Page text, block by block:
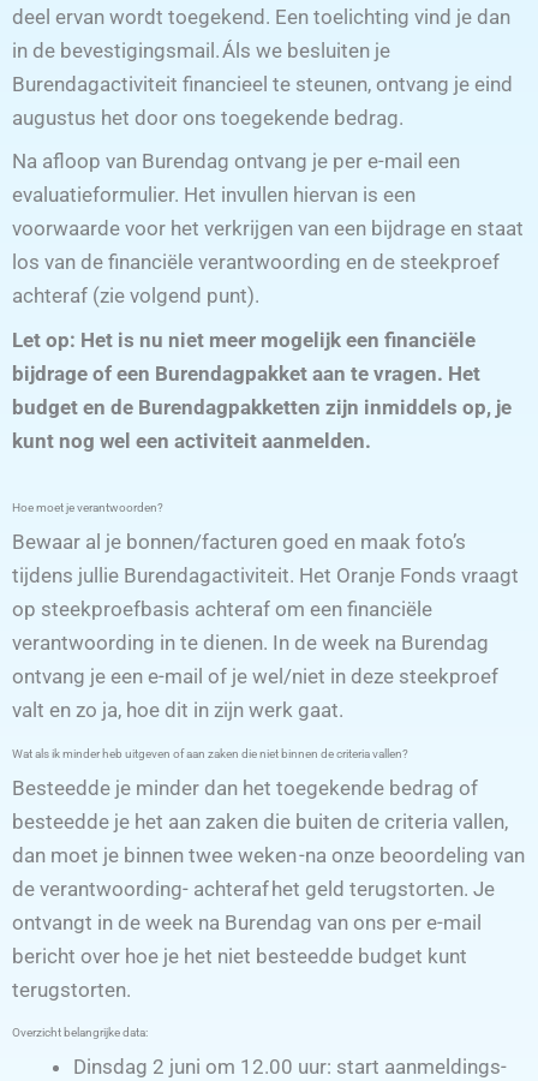
deel ervan wordt toegekend. Een toelichting vind je dan
in de bevestigingsmail. Áls we besluiten je
Burendagactiviteit financieel te steunen, ontvang je eind
augustus het door ons toegekende bedrag.
Na afloop van Burendag ontvang je per e-mail een
evaluatieformulier. Het invullen hiervan is een
voorwaarde voor het verkrijgen van een bijdrage en staat
los van de financiële verantwoording en de steekproef
achteraf (zie volgend punt).
Let op: Het is nu niet meer mogelijk een financiële
bijdrage of een Burendagpakket aan te vragen. Het
budget en de Burendagpakketten zijn inmiddels op, je
kunt nog wel een activiteit aanmelden.
Hoe moet je verantwoorden?
Bewaar al je bonnen/facturen goed en maak foto’s
tijdens jullie Burendagactiviteit. Het Oranje Fonds vraagt
op steekproefbasis achteraf om een financiële
verantwoording in te dienen. In de week na Burendag
ontvang je een e-mail of je wel/niet in deze steekproef
valt en zo ja, hoe dit in zijn werk gaat.
Wat als ik minder heb uitgeven of aan zaken die niet binnen de criteria vallen?
Besteedde je minder dan het toegekende bedrag of
besteedde je het aan zaken die buiten de criteria vallen,
dan moet je binnen twee weken -na onze beoordeling van
de verantwoording- achteraf het geld terugstorten. Je
ontvangt in de week na Burendag van ons per e-mail
bericht over hoe je het niet besteedde budget kunt
terugstorten.
Overzicht belangrijke data:
Dinsdag 2 juni om 12.00 uur: start aanmeldings-